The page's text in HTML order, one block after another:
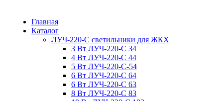
Главная
Каталог
ЛУЧ-220-С светильники для ЖКХ
3 Вт ЛУЧ-220-С 34
4 Вт ЛУЧ-220-С 44
5 Вт ЛУЧ-220-С-54
6 Вт ЛУЧ-220-С 64
6 Вт ЛУЧ-220-С 63
8 Вт ЛУЧ-220-С 83